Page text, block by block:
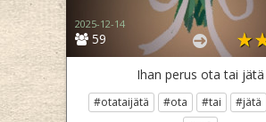
59
2025-12-14
Ihan perus ota tai jätä
#otataijätä #ota #tai #jätä